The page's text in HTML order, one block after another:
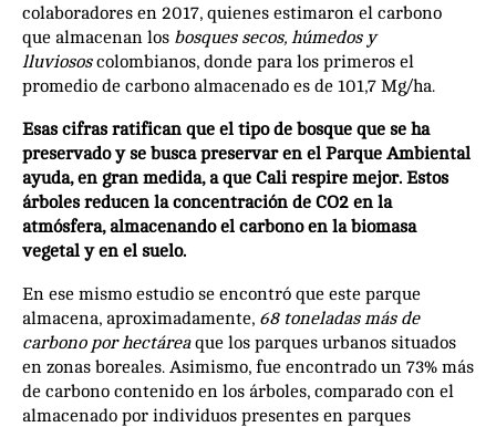
colaboradores en 2017, quienes estimaron el carbono
que almacenan los bosques secos, húmedos y
lluviososcolombianos, donde para los primeros el
promedio de carbono almacenado es de 101,7 Mg/ha.
Esas cifras ratifican que el tipo de bosque que se ha
preservado y se busca preservar en el Parque Ambiental
ayuda, en gran medida, a que Cali respire mejor. Estos
árboles reducen la concentración de CO2 en la
atmósfera, almacenando el carbono en la biomasa
vegetal y en el suelo.
En ese mismo estudio se encontró que este parque
almacena, aproximadamente, 68 toneladas más de
carbono por hectáreaque los parques urbanos situados
en zonas boreales. Asimismo, fue encontrado un 73% más
de carbono contenido en los árboles, comparado con el
almacenado por individuos presentes en parques